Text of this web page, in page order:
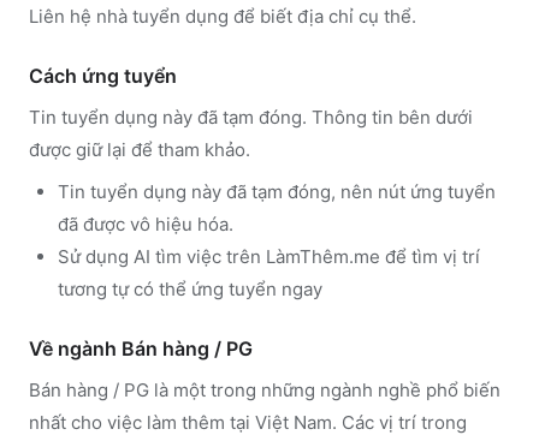
Liên hệ nhà tuyển dụng để biết địa chỉ cụ thể.
Cách ứng tuyển
Tin tuyển dụng này đã tạm đóng. Thông tin bên dưới
được giữ lại để tham khảo.
Tin tuyển dụng này đã tạm đóng, nên nút ứng tuyển
đã được vô hiệu hóa.
Sử dụng AI tìm việc trên LàmThêm.me để tìm vị trí
tương tự có thể ứng tuyển ngay
Về ngành Bán hàng / PG
Bán hàng / PG là một trong những ngành nghề phổ biến
nhất cho việc làm thêm tại Việt Nam. Các vị trí trong